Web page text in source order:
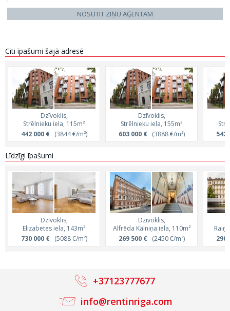
NOSŪTĪT ZIŅU AĢENTAM
Citi īpašumi šajā adresē
Dzīvoklis,
Strēlnieku iela, 115m²
442 000 €(3844 €/m²)
Dzīvoklis,
Strēlnieku iela, 155m²
603 000 €(3888 €/m²)
542
Līdzīgi īpašumi
Dzīvoklis,
Elizabetes iela, 143m²
730 000 €(5088 €/m²)
Dzīvoklis,
Alfrēda Kalniņa iela, 110m²
269 500 €(2450 €/m²)
290
info@rentinriga.com
+37123777677